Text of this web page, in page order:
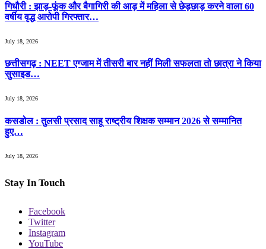
गिधौरी : झाड़-फूंक और बैगागिरी की आड़ में महिला से छेड़छाड़ करने वाला 60
वर्षीय वृद्ध आरोपी गिरफ्तार…
July 18, 2026
छत्तीसगढ़ : NEET एग्जाम में तीसरी बार नहीं मिली सफलता तो छात्रा ने किया
सुसाइड…
July 18, 2026
कसडोल : तुलसी प्रसाद साहू राष्ट्रीय शिक्षक सम्मान 2026 से सम्मानित
हुए…
July 18, 2026
Stay In Touch
Facebook
Twitter
Instagram
YouTube